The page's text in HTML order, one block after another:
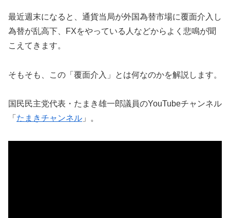
最近週末になると、通貨当局が外国為替市場に覆面介入し
為替が乱高下、FXをやっている人などからよく悲鳴が聞
こえてきます。
そもそも、この「覆面介入」とは何なのかを解説します。
国民民主党代表・たまき雄一郎議員のYouTubeチャンネル
「 たまきチャンネル 」。